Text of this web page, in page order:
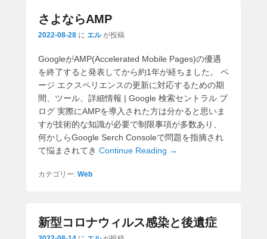
さよならAMP
2022-08-28 に エル が投稿
GoogleがAMP(Accelerated Mobile Pages)の優遇
を終了すると発表してから約1年が経ちました。 ペ
ージ エクスペリエンスの更新に対応するための期
間、ツール、詳細情報 | Google 検索セントラル ブ
ログ 実際にAMPを導入された方は分かると思いま
すが技術的な知識が必要で制限事項が多数あり、
何かしらGoogle Serch Consoleで問題を指摘され
て悩まされてき Continue Reading →
カテゴリー: Web
新型コロナウィルス感染と後遺症